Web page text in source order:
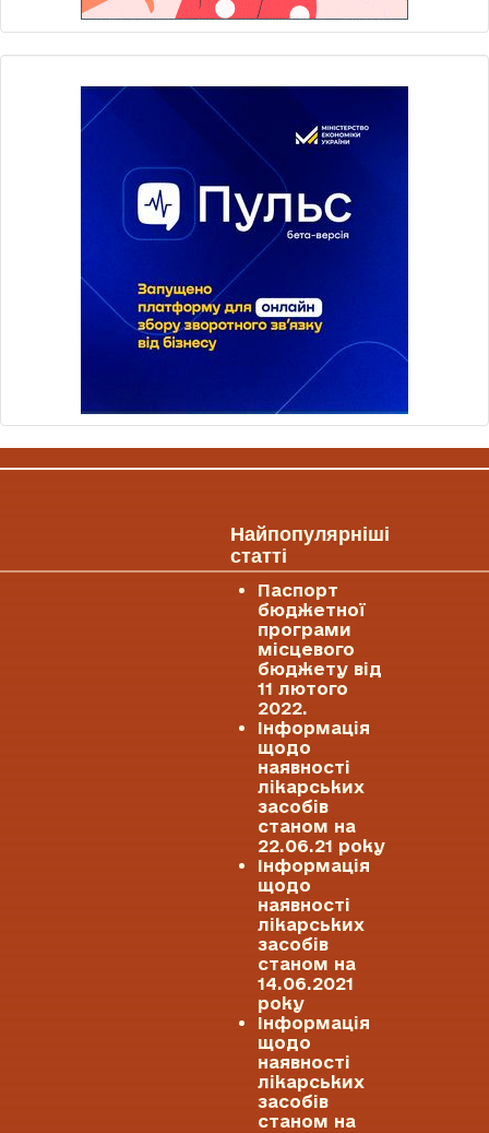
Найпопулярніші
статті
Паспорт
бюджетної
програми
місцевого
бюджету від
11 лютого
2022.
Інформація
щодо
наявності
лікарських
засобів
станом на
22.06.21 року
Інформація
щодо
наявності
лікарських
засобів
станом на
14.06.2021
року
Інформація
щодо
наявності
лікарських
засобів
станом на